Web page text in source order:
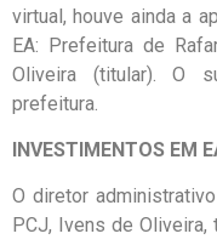
virtual, houve ainda a
EA: Prefeitura de
Oliveira (titular). O
prefeitura.
INVESTIMENTOS EM
O diretor
PCJ, Ivens de